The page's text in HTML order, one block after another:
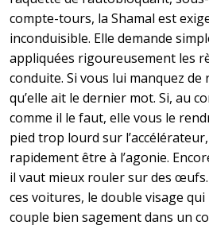
compte-tours, la Shamal est
inconduisible. Elle demande
appliquées rigoureusement les
conduite. Si vous lui manquez
qu’elle ait le dernier mot. Si, au
comme il le faut, elle vous le
pied trop lourd sur
rapidement être à l’agonie.
il vaut mieux rouler sur des œufs.
ces voitures, le double visage
couple bien sagement dans un